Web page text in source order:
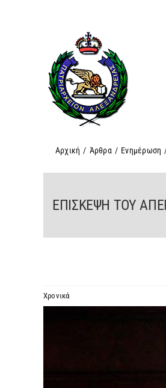
Αρχική / Άρθρα / Ενημέρωση
ΕΠΙΣΚΕΨΗ ΤΟΥ
Χρονικά